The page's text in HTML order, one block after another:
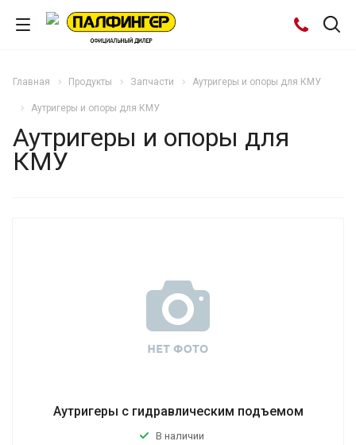
Главная Продукты Запчасти Аутригеры и опоры для КМУ
Аутригеры и опоры для КМУ
Аутригеры и опоры для
КМУ
Аутригеры с гидравлическим подъемом
В наличии